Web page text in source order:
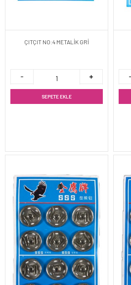
ÇITÇIT NO:4 METALİK GRİ
SEPETE EKLE